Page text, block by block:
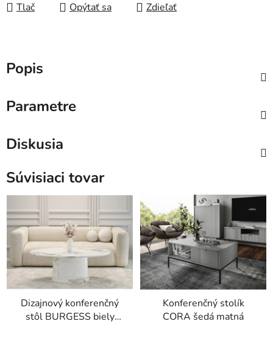
Tlač Opýtať sa Zdieľať
Popis
Parametre
Diskusia
Súvisiaci tovar
Dizajnový konferenčný
stôl BURGESS biely
Konferenčný stolík
CORA šedá matná